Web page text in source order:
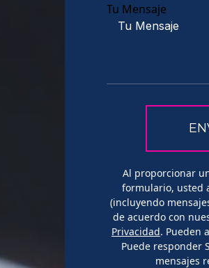
Tu Mensaje
Al proporcionar
formulario, usted
(incluyendo
de acuerdo con
Privacidad. Pueden
Puede responder
mensajes